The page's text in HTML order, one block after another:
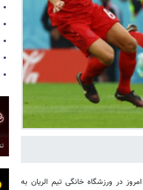
؛ تیم‌های ملی تونس و دانمارک از ساعت 16:30 امروز در ورزشگاه خانگی تیم الریان به